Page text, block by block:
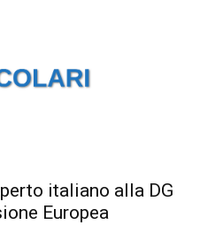
italiano alla DG
Europea